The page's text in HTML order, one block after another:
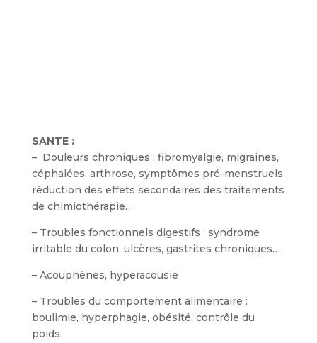
SANTE :
– Douleurs chroniques : fibromyalgie, migraines,
céphalées, arthrose, symptômes pré-menstruels,
réduction des effets secondaires des traitements
de chimiothérapie….
– Troubles fonctionnels digestifs : syndrome
irritable du colon, ulcères, gastrites chroniques…
– Acouphènes, hyperacousie
– Troubles du comportement alimentaire :
boulimie, hyperphagie, obésité, contrôle du
poids